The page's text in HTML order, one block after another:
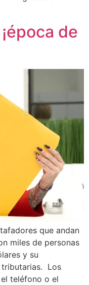
de
que andan
miles de personas
y su
tributarias. Los
teléfono o el